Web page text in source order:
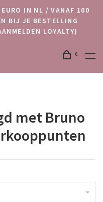
EURO IN NL / VANAF 100
BIJ JE BESTELLING
LOYALTY)
0
met Bruno